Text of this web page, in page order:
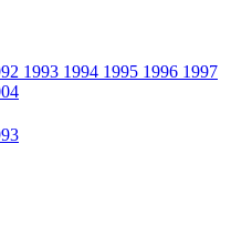
1993 1994 1995 1996 1997